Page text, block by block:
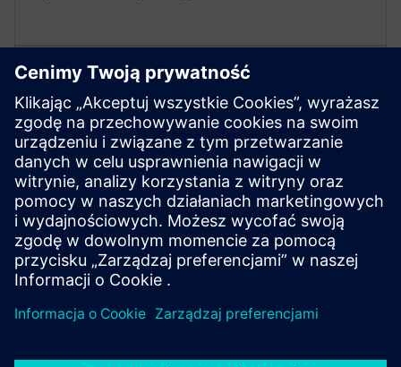
Integracja Industrial Edge
Integracja z Industrial Edge Apps, takimi jak
Performance Insight lub Energy Manager. Wyzwalaj
powiadomienia z tych aplikacji w Notifier, aby
utworzyć ujednolicone, responsywne środowisko
operacyjne dla zasobów.